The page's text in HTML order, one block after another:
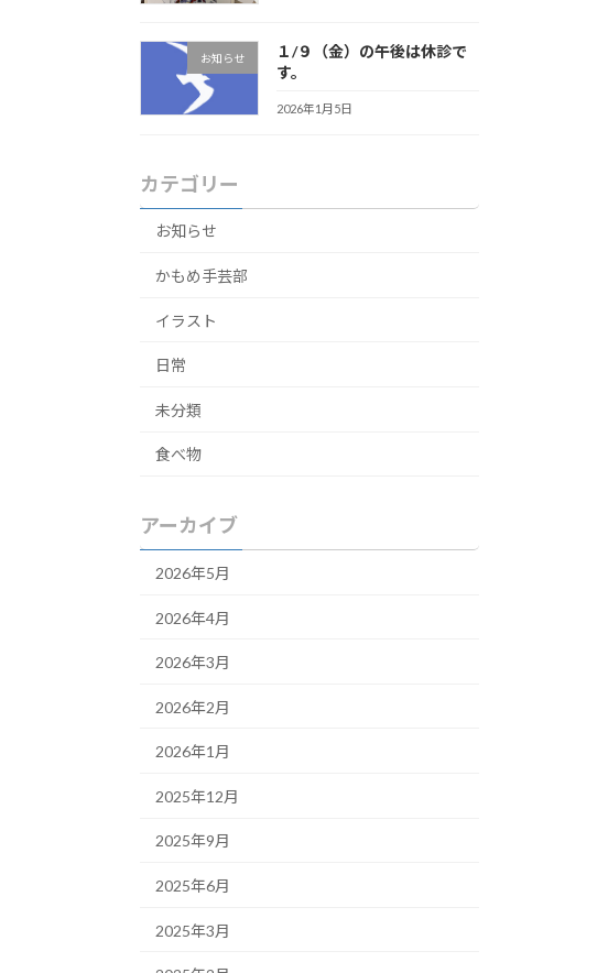
お知らせ
１/９（金）の午後は休診で
す。
2026年1月5日
カテゴリー
お知らせ
かもめ手芸部
イラスト
日常
未分類
食べ物
アーカイブ
2026年5月
2026年4月
2026年3月
2026年2月
2026年1月
2025年12月
2025年9月
2025年6月
2025年3月